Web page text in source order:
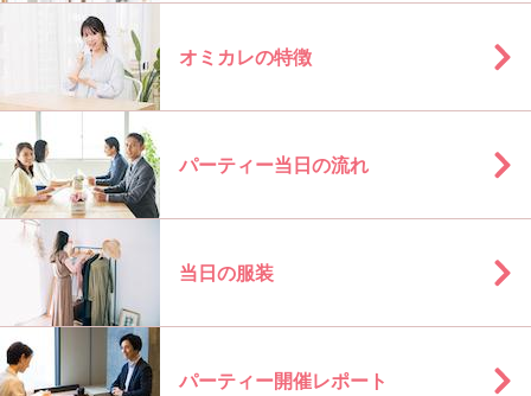
オミカレの特徴
パーティー当日の流れ
当日の服装
パーティー開催レポート